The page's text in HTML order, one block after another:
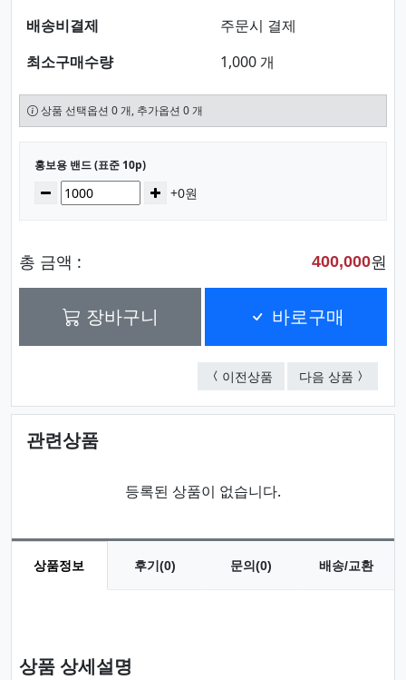
배송비결제
주문시 결제
최소구매수량
1,000 개
상품 선택옵션 0 개, 추가옵션 0 개
선택된 옵션
홍보용 밴드 (표준 10p)
수량감소 증가+0원
총 금액 : 400,000원
장바구니 바로구매
이전상품 뽀로로 키즈 밴드 (표
다음 상품 홍보용
관련상품
등록된 상품이 없습니다.
상품정보 후기(0) 문의(0) 배송/교환
상품 상세설명